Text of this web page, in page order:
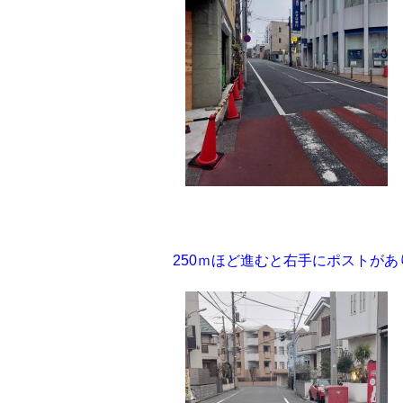
250ｍほど進むと右手にポストがあ